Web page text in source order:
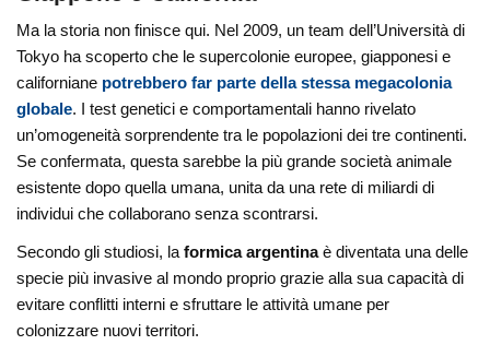
Ma la storia non finisce qui. Nel 2009, un team dell’Università di
Tokyo ha scoperto che le supercolonie europee, giapponesi e
californiane potrebbero far parte della stessa megacolonia
globale. I test genetici e comportamentali hanno rivelato
un’omogeneità sorprendente tra le popolazioni dei tre continenti.
Se confermata, questa sarebbe la più grande società animale
esistente dopo quella umana, unita da una rete di miliardi di
individui che collaborano senza scontrarsi.
Secondo gli studiosi, laformica argentinaè diventata una delle
specie più invasive al mondo proprio grazie alla sua capacità di
evitare conflitti interni e sfruttare le attività umane per
colonizzare nuovi territori.